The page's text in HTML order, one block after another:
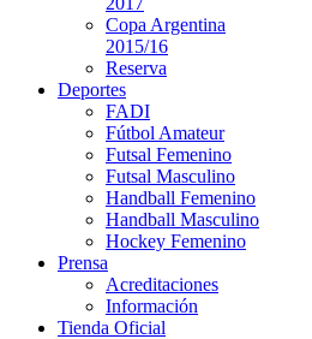
Copa Argentina
2015/16
Reserva
Deportes
FADI
Fútbol Amateur
Futsal Femenino
Futsal Masculino
Handball Femenino
Handball Masculino
Hockey Femenino
Prensa
Acreditaciones
Información
Tienda Oficial